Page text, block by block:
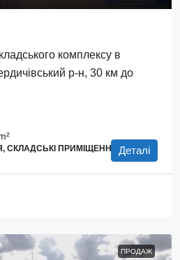
комплексу в
р-н, 30 км до
СКЛАДСЬКІ ПРИМІЩЕННЯ Деталі
ПРОДАЖ